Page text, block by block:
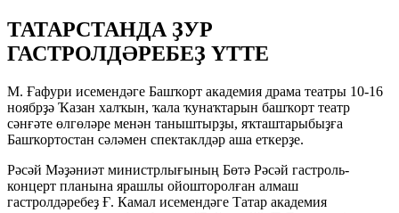
ТАТАРСТАНДА ҘУР
ГАСТРОЛДӘРЕБЕҘ ҮТТЕ
М. Ғафури исемендәге Башҡорт академия драма театры 10-16
ноябрҙә Ҡазан халҡын, ҡала ҡунаҡтарын башҡорт театр
сәнғәте өлгөләре менән таныштырҙы, яҡташтарыбыҙға
Башҡортостан сәләмен спектаклдәр аша еткерҙе.
Рәсәй Мәҙәниәт министрлығының Бөтә Рәсәй гастроль-
концерт планына ярашлы ойошторолған алмаш
гастролдәребеҙ Ғ. Камал исемендәге Татар академия